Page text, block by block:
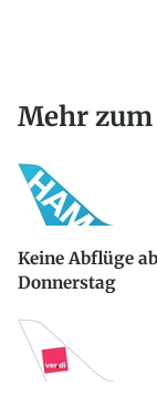
Mehr
Keine Abflüge
Donnerstag